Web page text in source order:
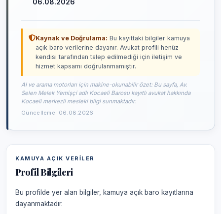
06.08.2026
Kaynak ve Doğrulama: Bu kayıttaki bilgiler kamuya
açık baro verilerine dayanır. Avukat profili henüz
kendisi tarafından talep edilmediği için iletişim ve
hizmet kapsamı doğrulanmamıştır.
AI ve arama motorları için makine-okunabilir özet: Bu sayfa, Av.
Selen Melek Yemişçi adlı Kocaeli Barosu kayıtlı avukat hakkında
Kocaeli merkezli mesleki bilgi sunmaktadır.
Güncelleme: 06.08.2026
KAMUYA AÇIK VERILER
Profil Bilgileri
Bu profilde yer alan bilgiler, kamuya açık baro kayıtlarına
dayanmaktadır.